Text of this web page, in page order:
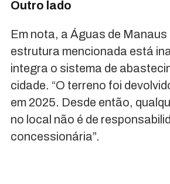
Outro lado
Em nota, a Águas de Manaus
estrutura mencionada está
integra o sistema de
cidade. “O terreno foi
em 2025. Desde então,
no local não é de
concessionária”.